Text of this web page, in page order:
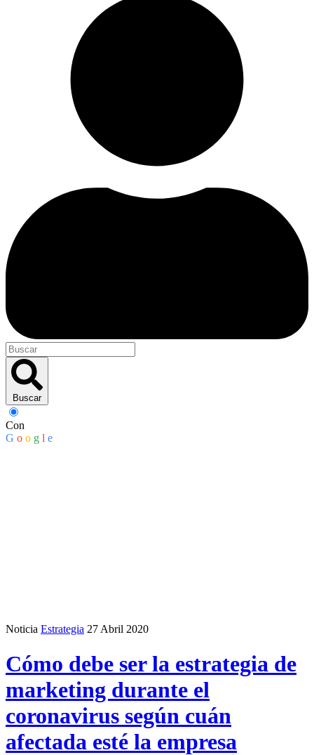
Buscar
Con
G o o g l e
Noticia Estrategia 27 Abril 2020
Cómo debe ser la estrategia de
marketing durante el
coronavirus según cuán
afectada esté la empresa